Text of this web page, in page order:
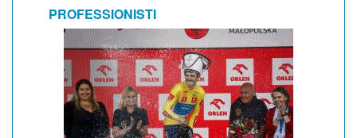
PROFESSIONISTI